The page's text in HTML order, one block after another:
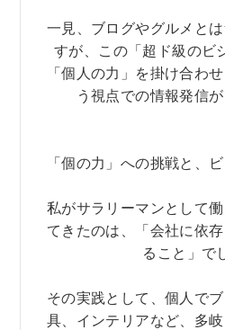
一見、ブログやグルメと
すが、この「超ド級のビ
「個人の力」を掛け合わ
う視点での情報発信
「個の力」への挑戦と、
私がサラリーマンとして
てきたのは、「会社に依
ること」で
その実践として、個人で
具、インテリアなど、多